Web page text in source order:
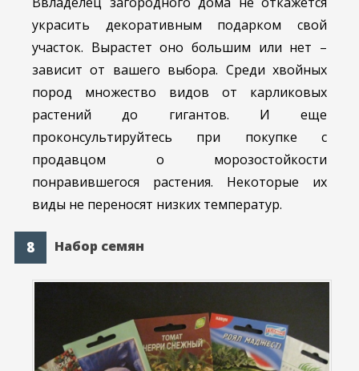
украсить декоративным подарком свой
участок. Вырастет оно большим или нет –
зависит от вашего выбора. Среди хвойных
пород множество видов от карликовых
растений до гигантов. И еще
проконсультируйтесь при покупке с
продавцом о морозостойкости
понравившегося растения. Некоторые их
виды не переносят низких температур.
Набор семян